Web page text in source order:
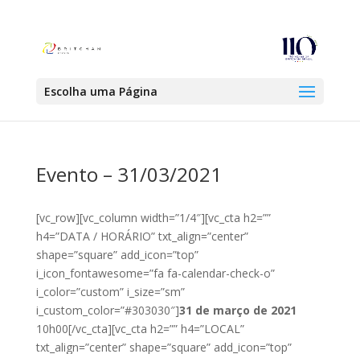
Escolha uma Página
Evento – 31/03/2021
[vc_row][vc_column width=”1/4″][vc_cta h2=””
h4=”DATA / HORÁRIO” txt_align=”center”
shape=”square” add_icon=”top”
i_icon_fontawesome=”fa fa-calendar-check-o”
i_color=”custom” i_size=”sm”
i_custom_color=”#303030″]31 de março de 2021
10h00[/vc_cta][vc_cta h2=”” h4=”LOCAL”
txt_align=”center” shape=”square” add_icon=”top”